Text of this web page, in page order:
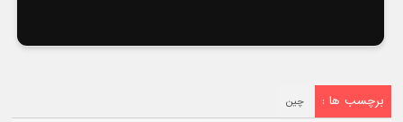
برچسب ها : چین